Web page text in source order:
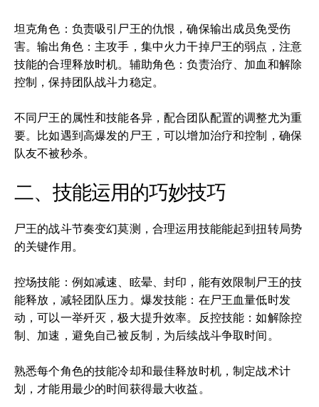
坦克角色：负责吸引尸王的仇恨，确保输出成员免受伤
害。输出角色：主攻手，集中火力干掉尸王的弱点，注意
技能的合理释放时机。辅助角色：负责治疗、加血和解除
控制，保持团队战斗力稳定。
不同尸王的属性和技能各异，配合团队配置的调整尤为重
要。比如遇到高爆发的尸王，可以增加治疗和控制，确保
队友不被秒杀。
二、技能运用的巧妙技巧
尸王的战斗节奏变幻莫测，合理运用技能能起到扭转局势
的关键作用。
控场技能：例如减速、眩晕、封印，能有效限制尸王的技
能释放，减轻团队压力。爆发技能：在尸王血量低时发
动，可以一举歼灭，极大提升效率。反控技能：如解除控
制、加速，避免自己被反制，为后续战斗争取时间。
熟悉每个角色的技能冷却和最佳释放时机，制定战术计
划，才能用最少的时间获得最大收益。